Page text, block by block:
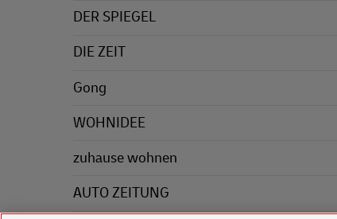
DER SPIEGEL
DIE ZEIT
Gong
WOHNIDEE
zuhause wohnen
AUTO ZEITUNG